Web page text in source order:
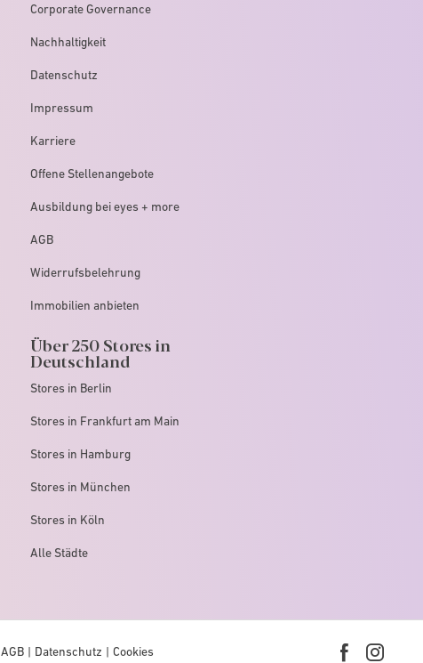
Corporate Governance
Nachhaltigkeit
Datenschutz
Impressum
Karriere
Offene Stellenangebote
Ausbildung bei eyes + more
AGB
Widerrufsbelehrung
Immobilien anbieten
Über 250 Stores in
Deutschland
Stores in Berlin
Stores in Frankfurt am Main
Stores in Hamburg
Stores in München
Stores in Köln
Alle Städte
AGB Datenschutz Cookies